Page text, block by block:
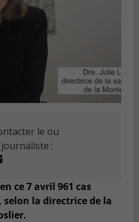
le ou
journaliste :
ce 7 avril 961 cas
selon la directrice de la